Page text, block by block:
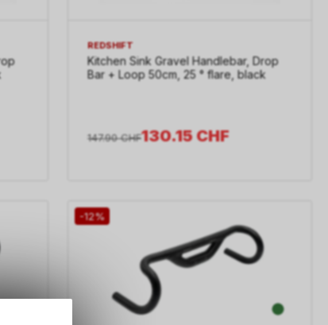
REDSHIFT
Kitchen Sink Gravel Handlebar, Drop
Bar + Loop 50cm, 25 ° flare, black
130.15CHF
147.90 CHF
-12%